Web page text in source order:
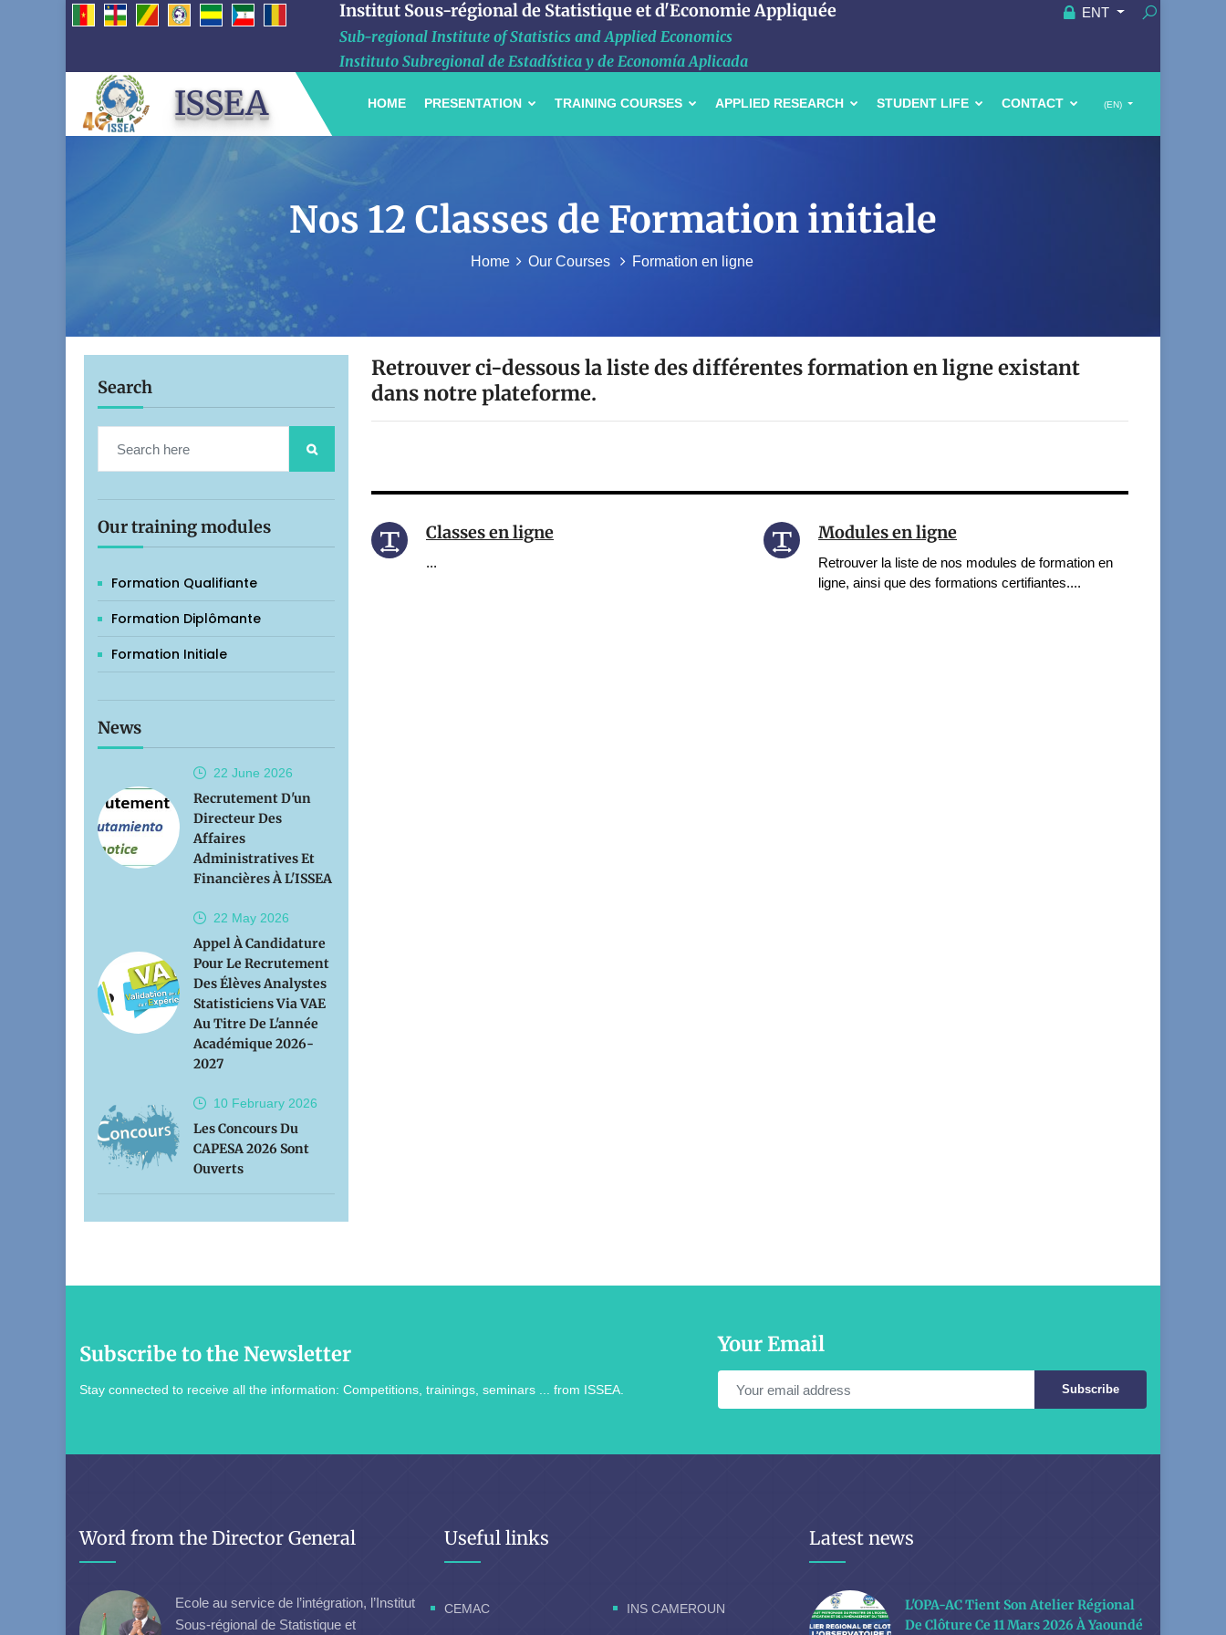
Institut Sous-régional de Statistique et d'Economie Appliquée
Sub-regional Institute of Statistics and Applied Economics
Instituto Subregional de Estadística y de Economía Aplicada
ENT
ISSEA (EN)
HOME PRESENTATION TRAINING COURSES APPLIED RESEARCH STUDENT LIFE CONTACT
Nos 12 Classes de Formation initiale
Home Our Courses Formation en ligne
Search
Our training modules
Formation Qualifiante
Formation Diplômante
Formation Initiale
News
22 June 2026
Recrutement D'un
Directeur Des
Affaires
Administratives Et
Financières À L'ISSEA
22 May 2026
Appel À Candidature
Pour Le Recrutement
Des Élèves Analystes
Statisticiens Via VAE
Au Titre De L'année
Académique 2026-
2027
10 February 2026
Les Concours Du
CAPESA 2026 Sont
Ouverts
Retrouver ci-dessous la liste des différentes formation en ligne existant
dans notre plateforme.
Classes en ligne
...
Modules en ligne
Retrouver la liste de nos modules de formation en
ligne, ainsi que des formations certifiantes....
Subscribe to the Newsletter
Stay connected to receive all the information: Competitions, trainings, seminars ... from ISSEA.
Your Email
Subscribe
Word from the Director General
Ecole au service de l’intégration, l’Institut
Sous-régional de Statistique et
Useful links
CEMAC INS CAMEROUN
Latest news
L'OPA-AC Tient Son Atelier Régional
De Clôture Ce 11 Mars 2026 À Yaoundé